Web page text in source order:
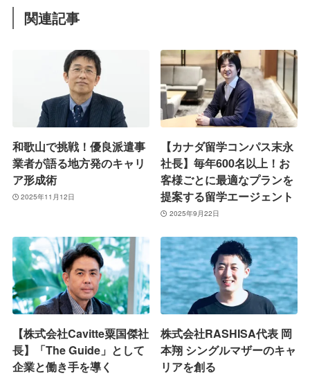
関連記事
和歌山で挑戦！優良派遣事
業者が語る地方発のキャリ
ア形成術
2025年11月12日
【カナダ留学コンパス末永
社長】毎年600名以上！お
客様ごとに最適なプランを
提案する留学エージェント
2025年9月22日
【株式会社Cavitte粟国傑社
長】「The Guide」として
企業と働き手を導く
株式会社RASHISA代表 岡
本翔 シングルマザーのキャ
リアを創る